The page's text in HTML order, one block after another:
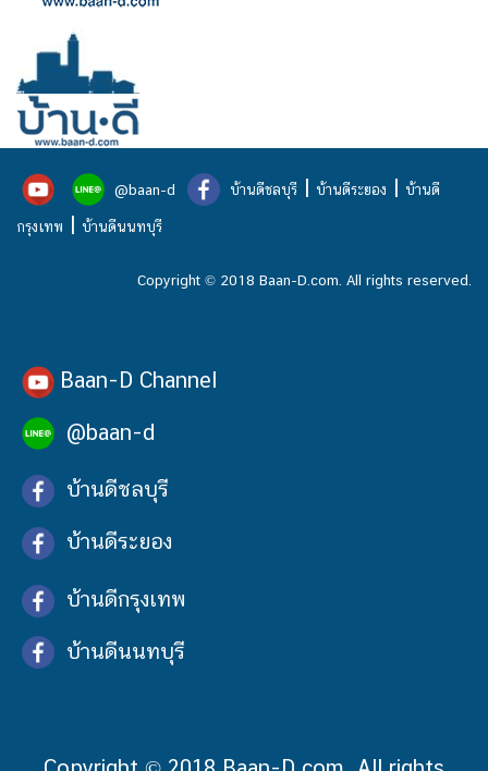
@baan-d บ้านดีชลบุรี | บ้านดีระยอง | บ้านดี
กรุงเทพ | บ้านดีนนทบุรี
Copyright © 2018 Baan-D.com. All rights reserved.
Baan-D Channel
@baan-d
บ้านดีชลบุรี
บ้านดีระยอง
บ้านดีกรุงเทพ
บ้านดีนนทบุรี